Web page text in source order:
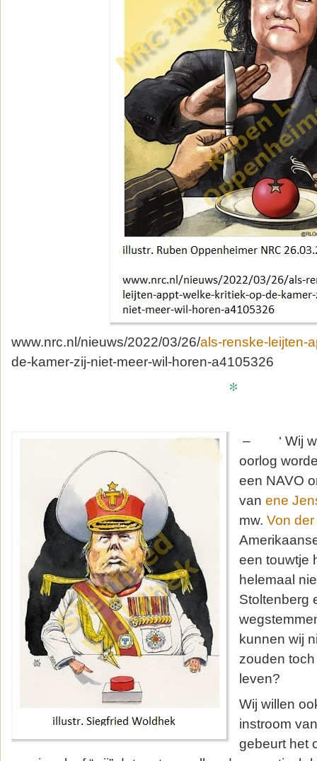
www.nrc.nl/nieuws/2022/03/26/als-renske-leijten-
de-kamer-zij-niet-meer-wil-horen-a4105326
*
– ‘ Wij
oorlog
een NAVO
van ene
mw. Von
een touwtje
helemaal
Stoltenberg
kunnen wij
zouden
leven?
Wij willen
instroom
gebeurt het